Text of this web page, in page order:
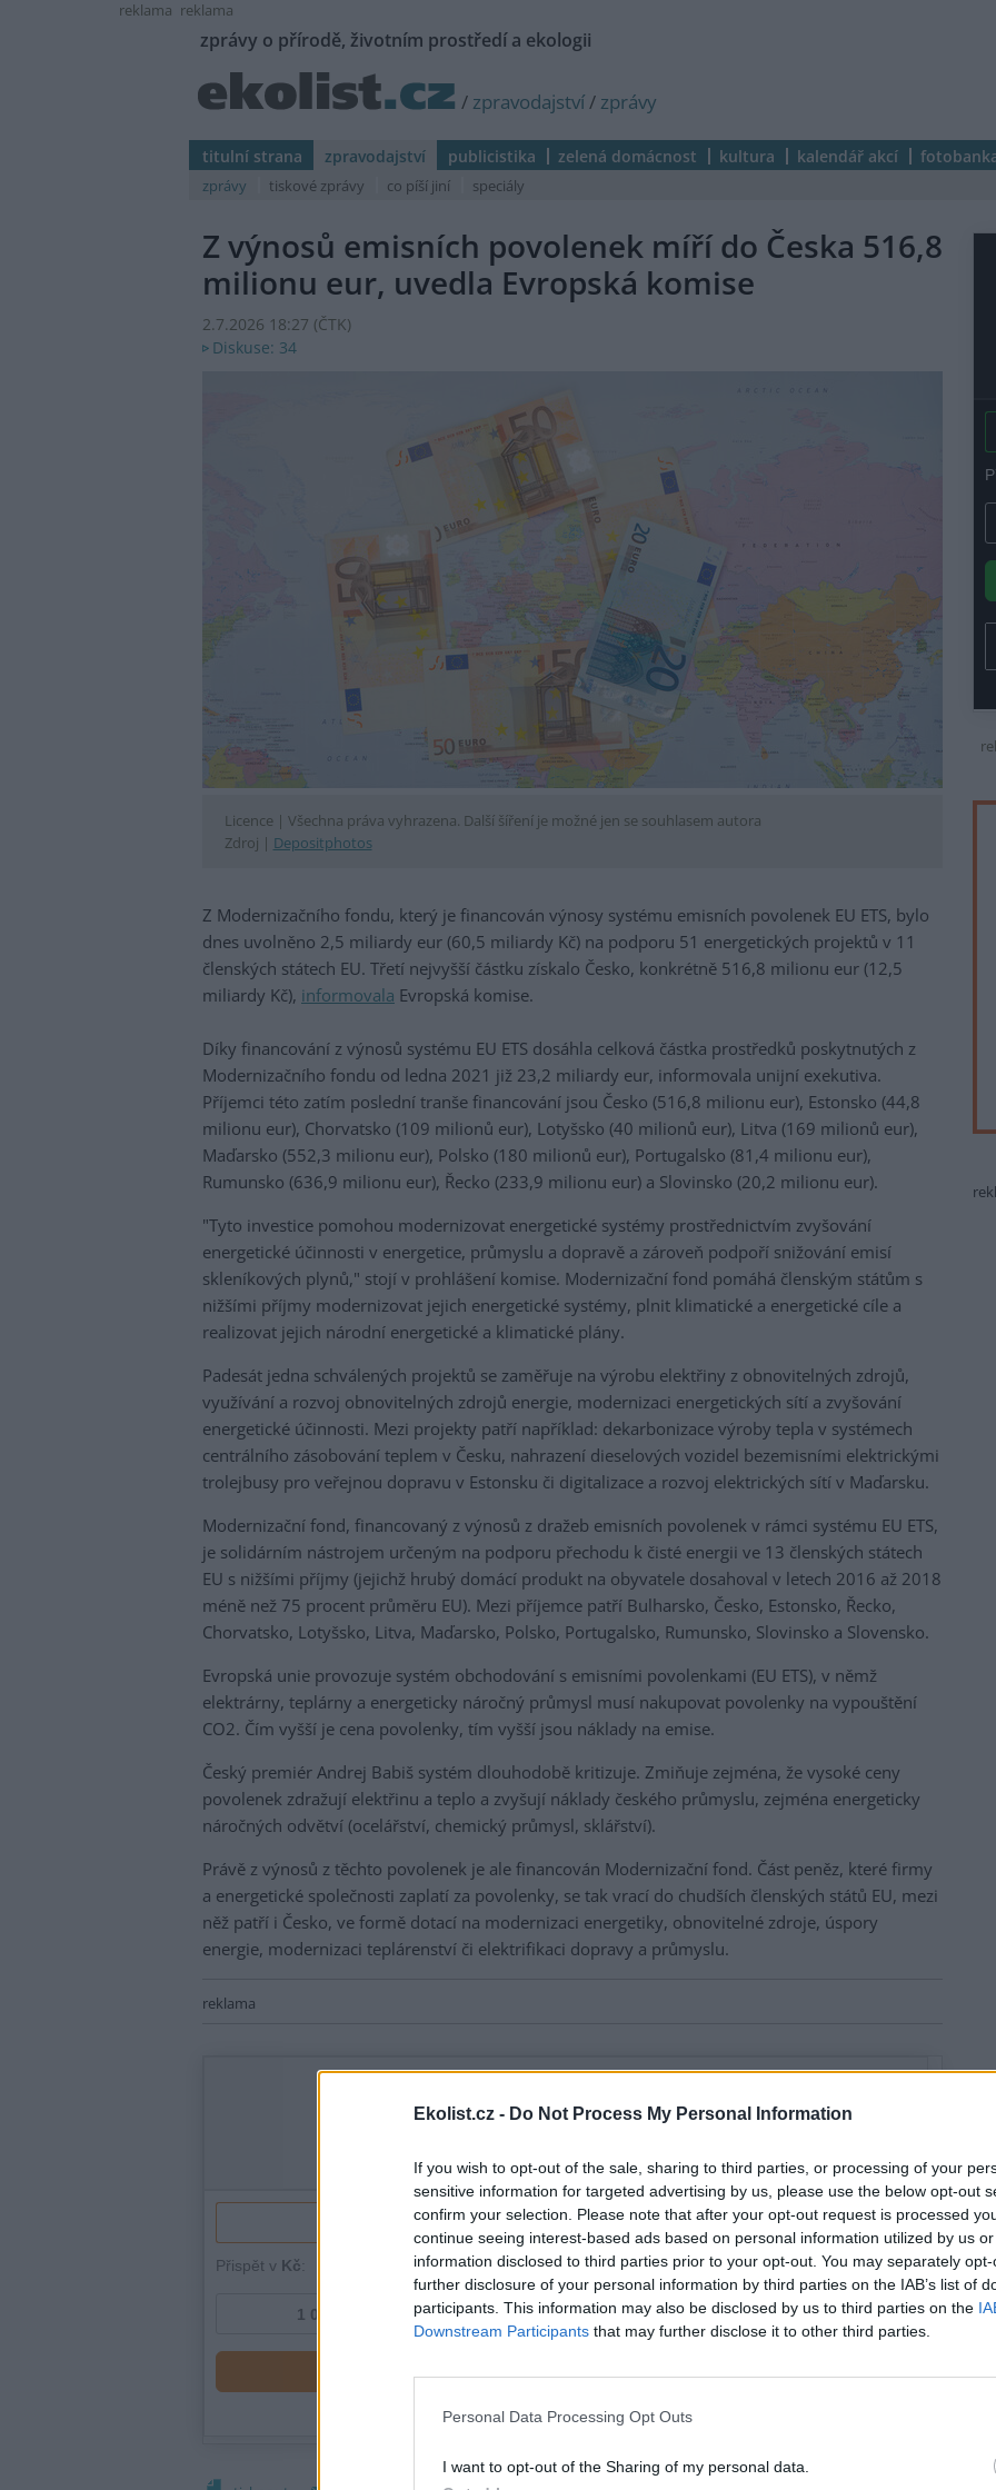
Ekolist.cz - Do Not Process My Personal Information
If you wish to opt-out of the sale, sharing to third parties, or processing of your
sensitive information for targeted advertising by us, please use the below opt-out
confirm your selection. Please note that after your opt-out request is processed
continue seeing interest-based ads based on personal information utilized by us
information disclosed to third parties prior to your opt-out. You may separately
further disclosure of your personal information by third parties on the IAB’s list of
participants. This information may also be disclosed by us to third parties on the
Downstream Participants that may further disclose it to other third parties.
Personal Data Processing Opt Outs
I want to opt-out of the Sharing of my personal data.
reklama reklama
zprávy o přírodě, životním prostředí a ekologii
/ zpravodajství/ zprávy
titulní strana zpravodajství publicistika zelená domácnost kultura kalendář akcí
zprávy tiskové zprávy co píší jiní speciály
Z výnosů emisních povolenek míří do Česka 516,8
milionu eur, uvedla Evropská komise
2.7.2026 18:27 (ČTK)
Diskuse: 34
Licence | Všechna práva vyhrazena. Další šíření je možné jen se souhlasem autora
Zdroj | Depositphotos
Z Modernizačního fondu, který je financován výnosy systému emisních povolenek EU ETS, bylo
dnes uvolněno 2,5 miliardy eur (60,5 miliardy Kč) na podporu 51 energetických projektů v 11
členských státech EU. Třetí nejvyšší částku získalo Česko, konkrétně 516,8 milionu eur (12,5
miliardy Kč), informovala Evropská komise.
Díky financování z výnosů systému EU ETS dosáhla celková částka prostředků poskytnutých z
Modernizačního fondu od ledna 2021 již 23,2 miliardy eur, informovala unijní exekutiva.
Příjemci této zatím poslední tranše financování jsou Česko (516,8 milionu eur), Estonsko (44,8
milionu eur), Chorvatsko (109 milionů eur), Lotyšsko (40 milionů eur), Litva (169 milionů eur),
Maďarsko (552,3 milionu eur), Polsko (180 milionů eur), Portugalsko (81,4 milionu eur),
Rumunsko (636,9 milionu eur), Řecko (233,9 milionu eur) a Slovinsko (20,2 milionu eur).
"Tyto investice pomohou modernizovat energetické systémy prostřednictvím zvyšování
energetické účinnosti v energetice, průmyslu a dopravě a zároveň podpoří snižování emisí
skleníkových plynů," stojí v prohlášení komise. Modernizační fond pomáhá členským státům s
nižšími příjmy modernizovat jejich energetické systémy, plnit klimatické a energetické cíle a
realizovat jejich národní energetické a klimatické plány.
Padesát jedna schválených projektů se zaměřuje na výrobu elektřiny z obnovitelných zdrojů,
využívání a rozvoj obnovitelných zdrojů energie, modernizaci energetických sítí a zvyšování
energetické účinnosti. Mezi projekty patří například: dekarbonizace výroby tepla v systémech
centrálního zásobování teplem v Česku, nahrazení dieselových vozidel bezemisními elektrickými
trolejbusy pro veřejnou dopravu v Estonsku či digitalizace a rozvoj elektrických sítí v Maďarsku.
Modernizační fond, financovaný z výnosů z dražeb emisních povolenek v rámci systému EU ETS,
je solidárním nástrojem určeným na podporu přechodu k čisté energii ve 13 členských státech
EU s nižšími příjmy (jejichž hrubý domácí produkt na obyvatele dosahoval v letech 2016 až 2018
méně než 75 procent průměru EU). Mezi příjemce patří Bulharsko, Česko, Estonsko, Řecko,
Chorvatsko, Lotyšsko, Litva, Maďarsko, Polsko, Portugalsko, Rumunsko, Slovinsko a Slovensko.
Evropská unie provozuje systém obchodování s emisními povolenkami (EU ETS), v němž
elektrárny, teplárny a energeticky náročný průmysl musí nakupovat povolenky na vypouštění
CO2. Čím vyšší je cena povolenky, tím vyšší jsou náklady na emise.
Český premiér Andrej Babiš systém dlouhodobě kritizuje. Zmiňuje zejména, že vysoké ceny
povolenek zdražují elektřinu a teplo a zvyšují náklady českého průmyslu, zejména energeticky
náročných odvětví (ocelářství, chemický průmysl, sklářství).
Právě z výnosů z těchto povolenek je ale financován Modernizační fond. Část peněz, které firmy
a energetické společnosti zaplatí za povolenky, se tak vrací do chudších členských států EU, mezi
něž patří i Česko, ve formě dotací na modernizaci energetiky, obnovitelné zdroje, úspory
energie, modernizaci teplárenství či elektrifikaci dopravy a průmyslu.
reklama